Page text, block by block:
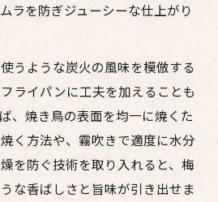
の簡単串打ちで家飲みを格
焼鳥に最適な串打ち方法を解
のジューシーな焼き方
超える焼鳥ジューシー焼き技
ラを防ぎジューシーな仕上がり
うような炭火の風味を模倣する
ライパンに工夫を加えることも
、焼き鳥の表面を均一に焼くた
く方法や、霧吹きで適度に水分
を防ぐ技術を取り入れると、梅
な香ばしさと旨味が引き出せま